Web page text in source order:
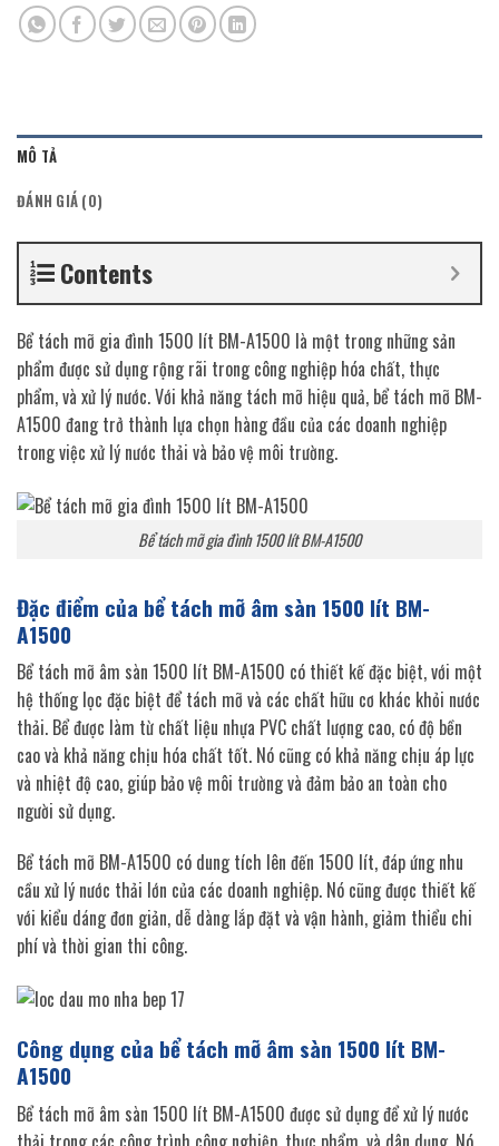
MÔ TẢ
ĐÁNH GIÁ (0)
Contents
Bể tách mỡ gia đình 1500 lít BM-A1500 là một trong những sản
phẩm được sử dụng rộng rãi trong công nghiệp hóa chất, thực
phẩm, và xử lý nước. Với khả năng tách mỡ hiệu quả, bể tách mỡ BM-
A1500 đang trở thành lựa chọn hàng đầu của các doanh nghiệp
trong việc xử lý nước thải và bảo vệ môi trường.
Bể tách mỡ gia đình 1500 lít BM-A1500
Đặc điểm của bể tách mỡ âm sàn 1500 lít BM-
A1500
Bể tách mỡ âm sàn 1500 lít BM-A1500 có thiết kế đặc biệt, với một
hệ thống lọc đặc biệt để tách mỡ và các chất hữu cơ khác khỏi nước
thải. Bể được làm từ chất liệu nhựa PVC chất lượng cao, có độ bền
cao và khả năng chịu hóa chất tốt. Nó cũng có khả năng chịu áp lực
và nhiệt độ cao, giúp bảo vệ môi trường và đảm bảo an toàn cho
người sử dụng.
Bể tách mỡ BM-A1500 có dung tích lên đến 1500 lít, đáp ứng nhu
cầu xử lý nước thải lớn của các doanh nghiệp. Nó cũng được thiết kế
với kiểu dáng đơn giản, dễ dàng lắp đặt và vận hành, giảm thiểu chi
phí và thời gian thi công.
Công dụng của bể tách mỡ âm sàn 1500 lít BM-
A1500
Bể tách mỡ âm sàn 1500 lít BM-A1500 được sử dụng để xử lý nước